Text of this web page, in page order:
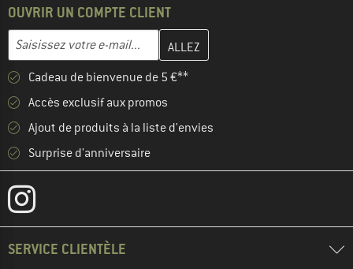
OUVRIR UN COMPTE CLIENT
Saisissez votre e-mail...
Entrez votre adresse e-mail ici et créez votre compte client à la
Cadeau de bienvenue de 5 €**
Accès exclusif aux promos
Ajout de produits à la liste d'envies
Surprise d'anniversaire
SERVICE CLIENTÈLE